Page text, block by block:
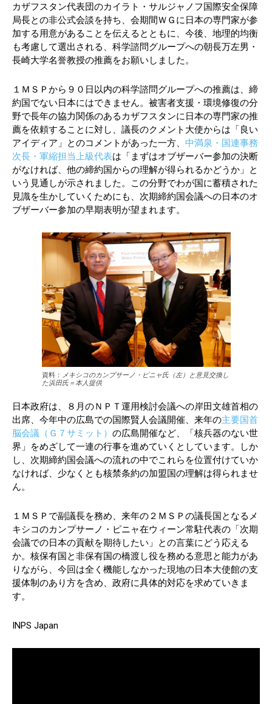
カザフスタン代表団のカイラト・サルジャノフ国際安全保障
局長との非公式会談を持ち、会期間ＷＧに日本の専門家が参
加する用意があることを伝えるとともに、今後、地理的均衡
も考慮して選出される、科学諮問グループへの朝長万左男・
長崎大学名誉教授の推薦をお願いしました。
１ＭＳＰから９０日以内の科学諮問グループへの推薦は、締
約国でない日本にはできません。被害者支援・環境修復の分
野で長年の協力関係のあるカザフスタンに日本の専門家の推
薦を依頼することに対し、議長のクメント大使からは「良い
アイディア」とのコメントがあった一方、 中満泉・国連事務
次長・軍縮担当上級代表は「まずはオブザーバー参加の決断
がなければ、他の締約国からの理解が得られるかどうか」と
いう見通しが示されました。この分野でわが国に蓄積された
見識を生かしていくためにも、次期締約国会議への日本のオ
ブザーバー参加の早期表明が望まれます。
資料： メキシコのカンプサーノ・ピニャ氏（左）と意見交換し
た浜田氏＝本人提供
日本政府は、８月のＮＰＴ運用検討会議への岸田文雄首相の
出席、今年中の広島での国際賢人会議開催、来年の主要国首
脳会議（Ｇ７サミット） の広島開催など、「核兵器のない世
界」をめざして一連の行事を進めていくとしています。しか
し、次期締約国会議への流れの中でこれらを位置付けていか
なければ、少なくとも核禁条約の加盟国の理解は得られませ
ん。
１ＭＳＰで副議長を務め、来年の２ＭＳＰの議長国となるメ
キシコのカンプサーノ・ピニャ在ウィーン常駐代表の「次期
会議での日本の貢献を期待したい」との言葉にどう応える
か。核保有国と非保有国の橋渡し役を務める意思と能力があ
りながら、今回は全く機能しなかった現地の日本大使館の支
援体制のあり方を含め、政府に具体的対応を求めていきま
す。
INPS Japan